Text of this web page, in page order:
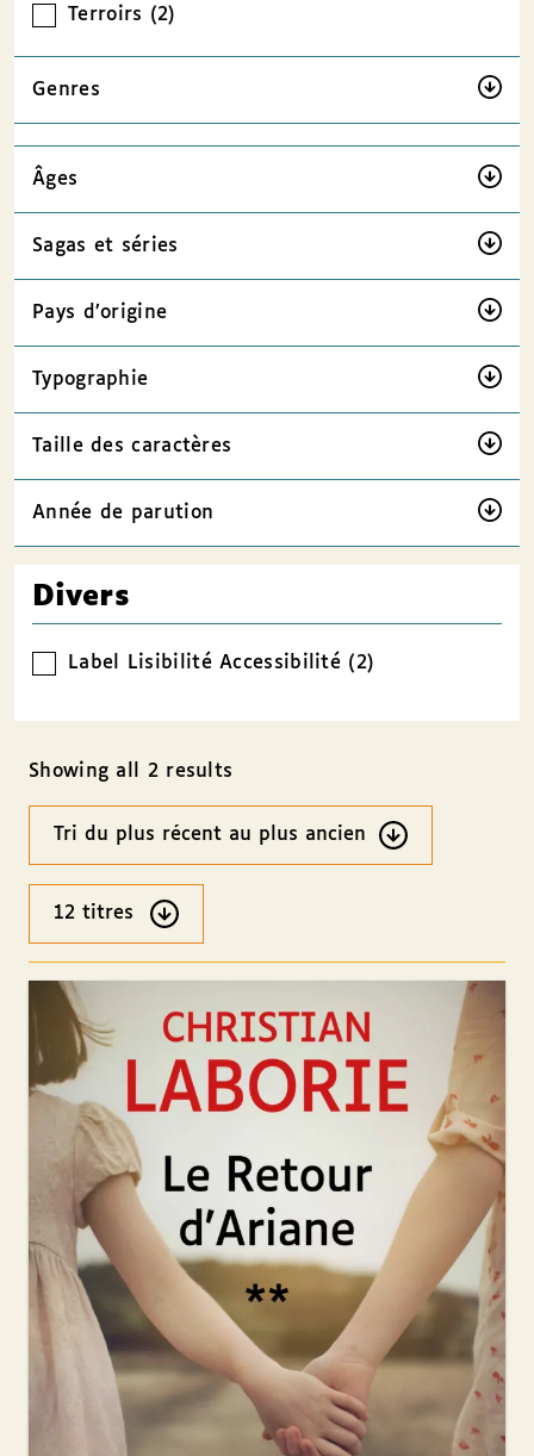
Terroirs (2)
Genres
Âges
Sagas et séries
Pays d’origine
Typographie
Taille des caractères
Année de parution
Divers
Label Lisibilité Accessibilité (2)
Showing all 2 results
Ordre